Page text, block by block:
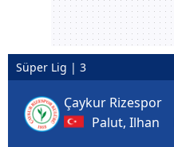
Süper Lig | 3
Çaykur Rizespor
Palut, Ilhan